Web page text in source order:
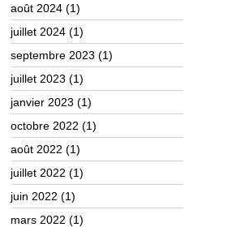
août 2024 (1)
juillet 2024 (1)
septembre 2023 (1)
juillet 2023 (1)
janvier 2023 (1)
octobre 2022 (1)
août 2022 (1)
juillet 2022 (1)
juin 2022 (1)
mars 2022 (1)